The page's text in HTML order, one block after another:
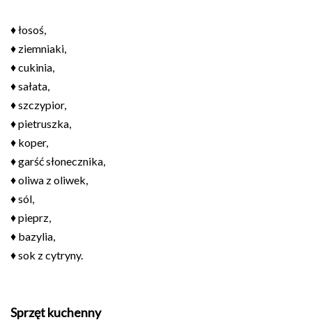
♦ łosoś,
♦ ziemniaki,
♦ cukinia,
♦ sałata,
♦ szczypior,
♦ pietruszka,
♦ koper,
♦ garść słonecznika,
♦ oliwa z oliwek,
♦ sól,
♦ pieprz,
♦ bazylia,
♦ sok z cytryny.
Sprzęt kuchenny